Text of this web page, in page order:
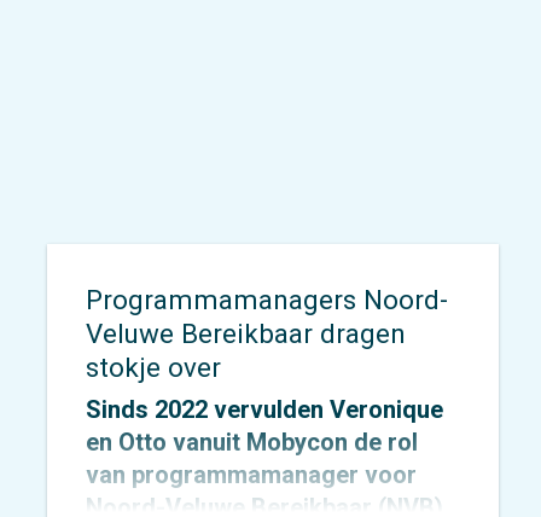
Programmamanagers Noord-
Veluwe Bereikbaar dragen
stokje over
Sinds 2022 vervuldenVeronique
en Otto vanuit Mobycon de rol
van programmamanager voor
Noord-Veluwe Bereikbaar (NVB).